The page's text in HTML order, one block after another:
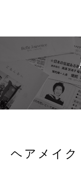
ヘアメイ